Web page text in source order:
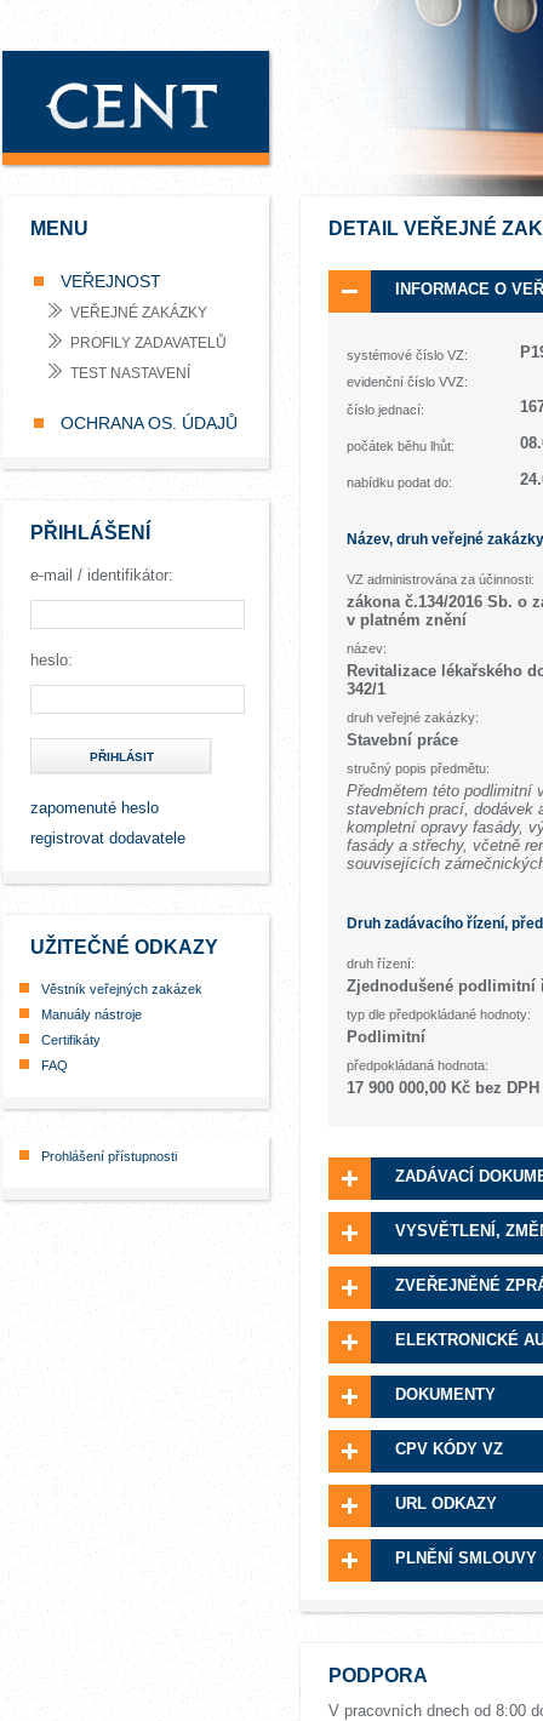
MENU
VEŘEJNOST
VEŘEJNÉ ZAKÁZKY
PROFILY ZADAVATELŮ
TEST NASTAVENÍ
OCHRANA OS. ÚDAJŮ
PŘIHLÁŠENÍ
e-mail / identifikátor:
heslo:
PŘIHLÁSIT
zapomenuté heslo
registrovat dodavatele
UŽITEČNÉ ODKAZY
Věstník veřejných zakázek
Manuály nástroje
Certifikáty
FAQ
Prohlášení přístupnosti
DETAIL VEŘEJNÉ
INFORMACE O
systémové číslo VZ:
evidenční číslo VVZ:
číslo jednací:
počátek běhu lhůt:
nabídku podat do:
Název, druh veřejné
VZ administrována za účinnosti:
zákona č.134/2016 Sb. o
v platném znění
název:
Revitalizace lékařského
342/1
druh veřejné zakázky:
Stavební práce
stručný popis předmětu:
Předmětem této podlimitní
stavebních prací, dodávek
kompletní opravy fasády,
fasády a střechy, včetně
souvisejících
Druh zadávacího řízení,
druh řízení:
Zjednodušené podlimitní
typ dle předpokládané hodnoty:
Podlimitní
předpokládaná hodnota:
17 900 000,00 Kč bez DPH
ZADÁVACÍ
VYSVĚTLENÍ,
ZVEŘEJNĚNÉ
ELEKTRONICKÉ
DOKUMENTY
CPV KÓDY VZ
URL ODKAZY
PLNĚNÍ SMLOUVY
PODPORA
V pracovních dnech od 8:00